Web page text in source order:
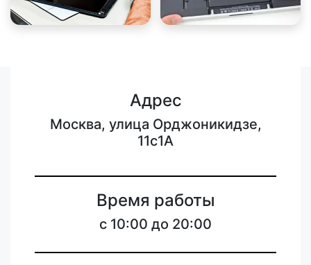
Адрес
Москва, улица Орджоникидзе,
11с1А
Время работы
с 10:00 до 20:00